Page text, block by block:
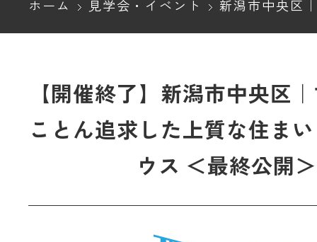
ホーム 見学会・イベント 新潟市中央区｜すべてをとことん追求した
【開催終了】新潟市中央区
ことん追求した上質な住ま
ウス ＜最終公開＞